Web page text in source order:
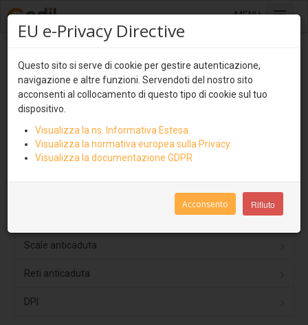
MENU
Sistemi di copertura
Lastre multistrato
Coverib 850
Sistemi anticaduta - Linea Vita
Dispositivi TIPO C
Dispositivi TIPO D
Dispositivi TIPO A
Scale anticaduta
Reti anticaduta
DPI
EU e-Privacy Directive
Questo sito si serve di cookie per gestire autenticazione,
navigazione e altre funzioni. Servendoti del nostro sito
acconsenti al collocamento di questo tipo di cookie sul tuo
dispositivo.
Visualizza la ns. Informativa Estesa.
Visualizza la normativa europea sulla Privacy.
Visualizza la documentazione GDPR
Acconsento Rifiuto